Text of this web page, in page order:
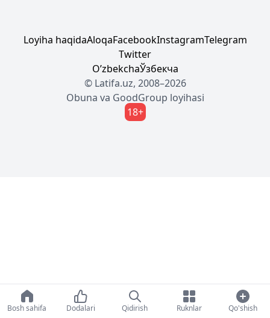
Loyiha haqidaAloqaFacebookInstagramTelegram
Twitter
OʼzbekchaЎзбекча
© Latifa.uz, 2008–2026
Obuna va GoodGroup loyihasi
18+
Bosh sahifa Dodalari Qidirish Ruknlar Qo'shish